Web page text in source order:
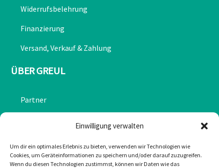
Einwilligung verwalten
Um dir ein optimales Erlebnis zu bieten, verwenden wir Technologien wie
Cookies, um Geräteinformationen zu speichern und/oder darauf zuzugreifen.
Wenn du diesen Technologien zustimmst, können wir Daten wie das
Widerrufsbelehrung
Finanzierung
Versand, Verkauf & Zahlung
ÜBER GREUL
Partner
Impressum